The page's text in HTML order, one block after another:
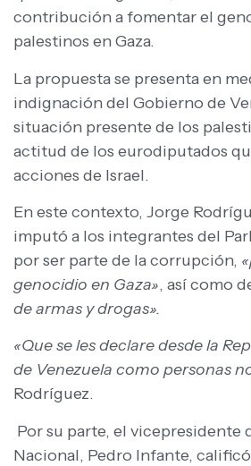
contribución a fomentar el
palestinos en Gaza.
La propuesta se presenta en
indignación del Gobierno de
situación presente de los
actitud de los eurodiputados
acciones de Israel.
En este contexto, Jorge
imputó a los integrantes del
por ser parte de la corrupción,
genocidio en Gaza», así como
de armas y drogas».
«Que se les declare desde la
de Venezuela como personas
Rodríguez.
Por su parte, el vicepresidente
Nacional, Pedro Infante,